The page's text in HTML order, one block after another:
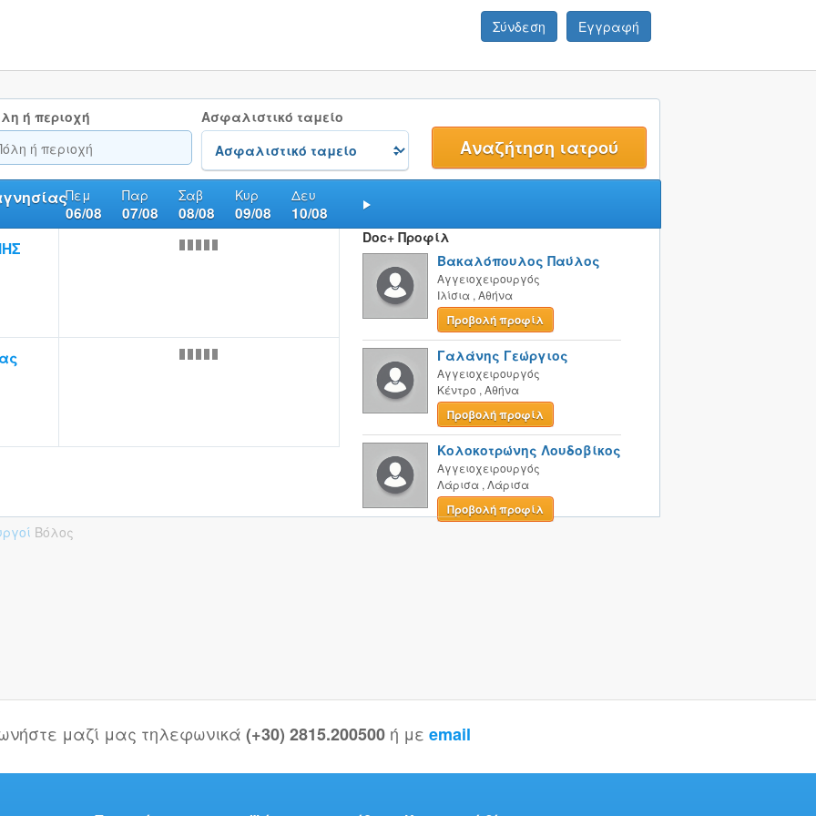
Σύνδεση Εγγραφή
ή περιοχή Ασφαλιστικό ταμείο
Πεμ
06/08
Παρ
07/08
Σαβ
08/08
Κυρ
09/08
Δευ
10/08
Doc+ Προφίλ
Βακαλόπουλος Παύλος
Αγγειοχειρουργός
Ιλίσια , Αθήνα
Προβολή προφίλ
Γαλάνης Γεώργιος
Αγγειοχειρουργός
Κέντρο , Αθήνα
Προβολή προφίλ
Κολοκοτρώνης Λουδοβίκος
Αγγειοχειρουργός
Λάρισα , Λάρισα
Προβολή προφίλ
Βόλος
μαζί μας τηλεφωνικά (+30) 2815.200500 ή με email